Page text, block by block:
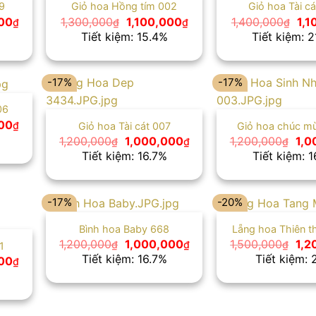
₫Giá
hiện
là:
1,200,000₫.
Giỏ hoa Hồng tím 002
1,300,000₫ Giá
gốc
là:
1,100,000₫Giá
hiện
1,100,000₫.
Tiết kiệm: 15.4%
Giỏ hoa Tài
1,400,000₫
Giá
gốc
là:
Tiết kiệm:
₫Giá
là:
1,000,000₫.
-17%
Giỏ hoa Tài cát 007
1,200,000₫ Giá
gốc
là:
1,000,000₫Giá
hiện
là:
1,000,000₫.
Tiết kiệm: 16.7%
-17%
Giỏ hoa chúc
1,200,000₫
Giá
gốc
là:
Tiết kiệm:
₫Giá
là:
1,000,000₫.
-17%
Bình hoa Baby 668
1,200,000₫ Giá
gốc
là:
1,000,000₫Giá
hiện
là:
1,000,000₫.
Tiết kiệm: 16.7%
-20%
Lẵng hoa Thiên
1,500,000₫ Giá
gốc
là:
Tiết kiệm: